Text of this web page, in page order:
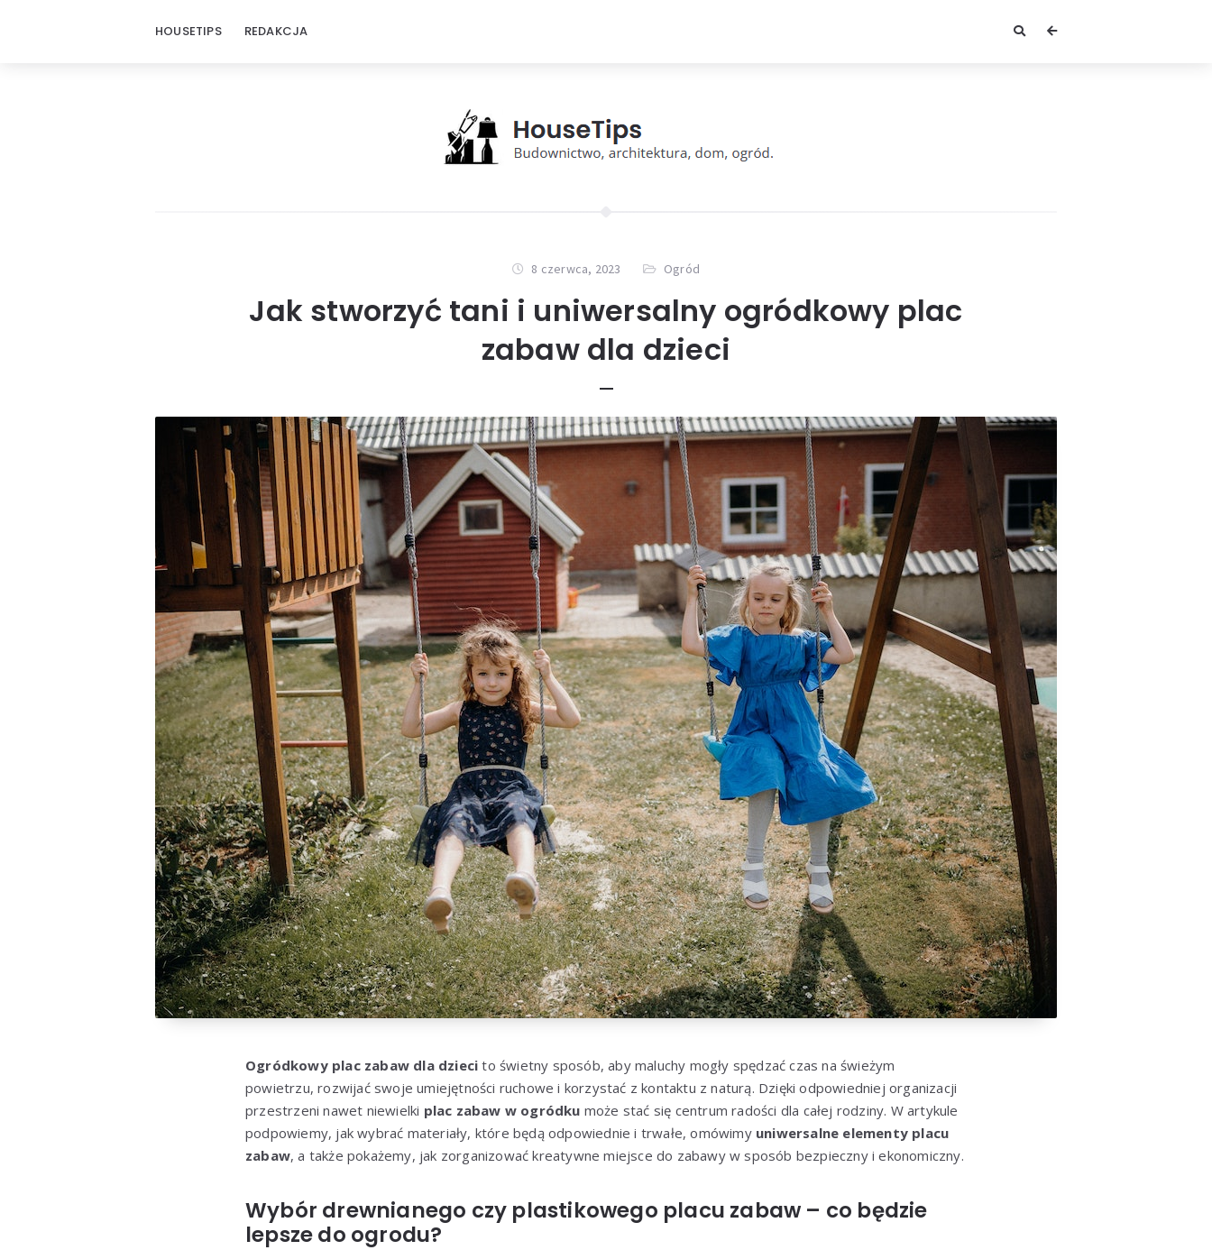
HOUSETIPS REDAKCJA
8 czerwca, 2023 Ogród
Jak stworzyć tani i uniwersalny ogródkowy plac
zabaw dla dzieci
Ogródkowy plac zabaw dla dzieci to świetny sposób, aby maluchy mogły spędzać czas na świeżym
powietrzu, rozwijać swoje umiejętności ruchowe i korzystać z kontaktu z naturą. Dzięki odpowiedniej organizacji
przestrzeni nawet niewielki plac zabaw w ogródku może stać się centrum radości dla całej rodziny. W artykule
podpowiemy, jak wybrać materiały, które będą odpowiednie i trwałe, omówimy uniwersalne elementy placu
zabaw, a także pokażemy, jak zorganizować kreatywne miejsce do zabawy w sposób bezpieczny i ekonomiczny.
Wybór drewnianego czy plastikowego placu zabaw – co będzie
lepsze do ogrodu?